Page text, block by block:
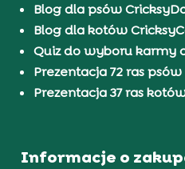
Blog dla psów
Blog dla kotów
Quiz do wyboru karmy
Prezentacja 72 ras psów
Prezentacja 37 ras
Informacje o